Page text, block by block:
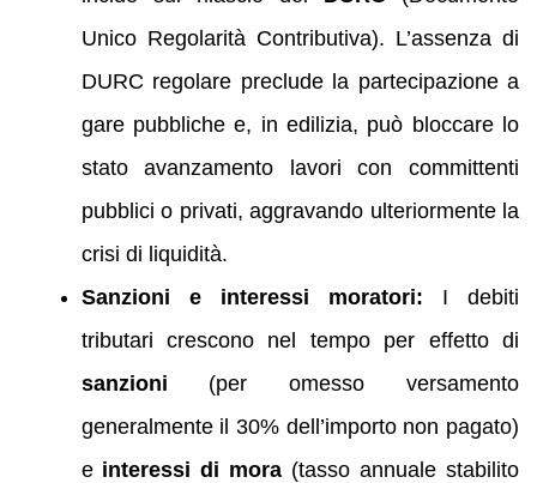
Unico Regolarità Contributiva). L’assenza di
DURC regolare preclude la partecipazione a
gare pubbliche e, in edilizia, può bloccare lo
stato avanzamento lavori con committenti
pubblici o privati, aggravando ulteriormente la
crisi di liquidità.
Sanzioni e interessi moratori: I debiti
tributari crescono nel tempo per effetto di
sanzioni (per omesso versamento
generalmente il 30% dell’importo non pagato)
e interessi di mora (tasso annuale stabilito